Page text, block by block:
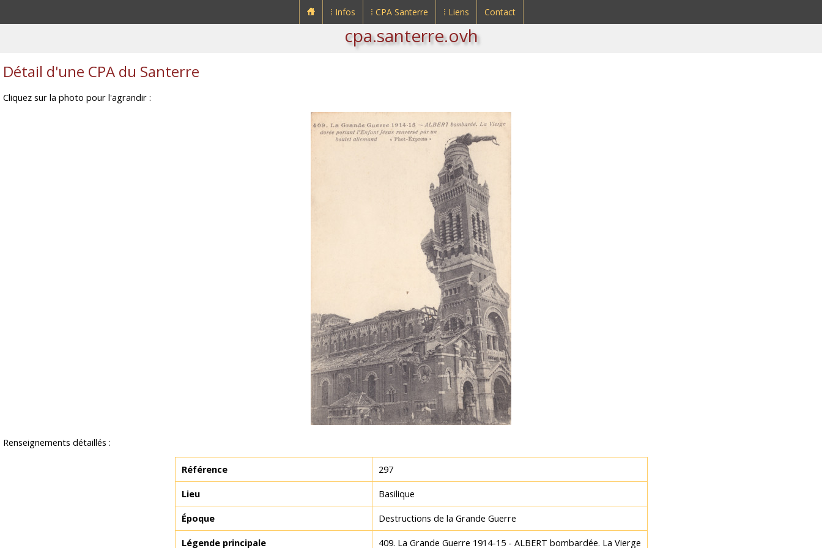
⁞ Infos ⁞ CPA Santerre ⁞ Liens Contact
cpa.santerre.ovh
Détail d'une CPA du Santerre
Cliquez sur la photo pour l'agrandir :
Renseignements détaillés :
Référence 297
Lieu Basilique
Époque Destructions de la Grande Guerre
Légende principale 409. La Grande Guerre 1914-15 - ALBERT bombardée. La Vierge